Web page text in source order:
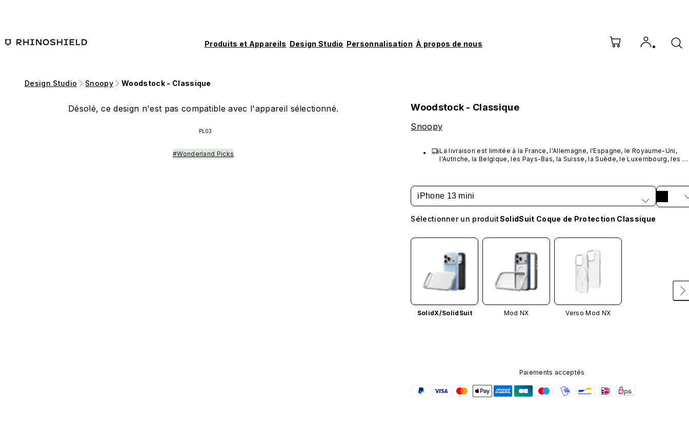
Produits et Appareils Design Studio Personnalisation À propos de nous
Design Studio Snoopy Woodstock - Classique
Désolé, ce design n'est pas compatible avec l'appareil sélectionné.
PL03
#Wonderland Picks
Woodstock - Classique
Snoopy
La livraison est limitée à la France, l'Allemagne, l'Espagne, le Royaume-Uni,
l'Autriche, la Belgique, les Pays-Bas, la Suisse, la Suède, le Luxembourg, les
iPhone 13 mini
Sélectionner un produitSolidSuit Coque de Protection Classique
SolidX/SolidSuit Mod NX Verso Mod NX
Paiements acceptés